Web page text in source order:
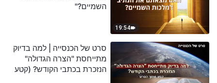
19:54
השמיים?"
סרט של הכנסייה | למה בדיוק
מתייחסת "הצרה הגדולה"
הנזכרת בכתבי הקודש? (קטע